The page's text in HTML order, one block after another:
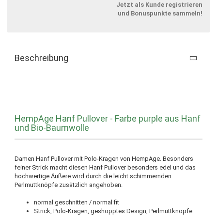
Jetzt als Kunde registrieren
und Bonuspunkte sammeln!
Beschreibung
HempAge Hanf Pullover - Farbe purple aus Hanf
und Bio-Baumwolle
Damen Hanf Pullover mit Polo-Kragen von HempAge. Besonders
feiner Strick macht diesen Hanf Pullover besonders edel und das
hochwertige Äußere wird durch die leicht schimmernden
Perlmuttknöpfe zusätzlich angehoben.
normal geschnitten / normal fit
Strick, Polo-Kragen, geshopptes Design, Perlmuttknöpfe